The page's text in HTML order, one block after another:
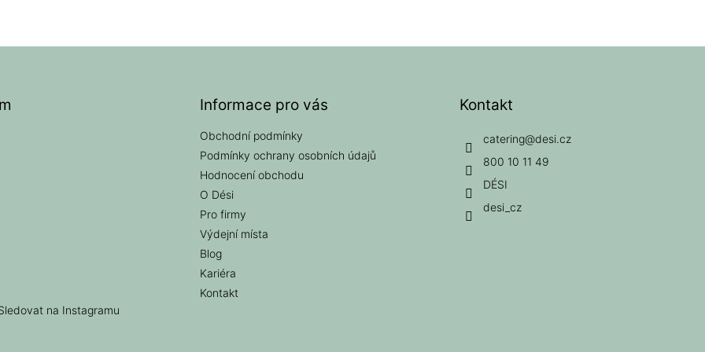
na Instagramu
Informace pro vás
Obchodní podmínky
Podmínky ochrany osobních údajů
Hodnocení obchodu
O Dési
Pro firmy
Výdejní místa
Blog
Kariéra
Kontakt
Kontakt
catering@desi.cz
800 10 11 49
DÉSI
desi_cz